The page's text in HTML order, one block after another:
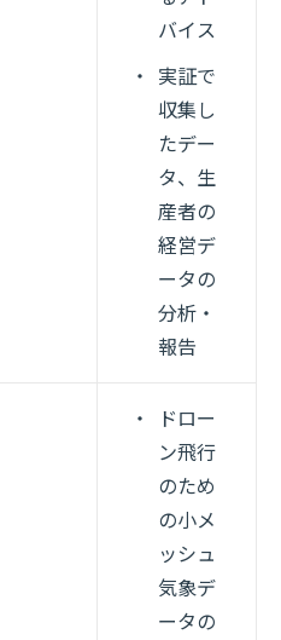
バイス
実証で
収集し
たデー
タ、生
産者の
経営デ
ータの
分析・
報告
ドロー
ン飛行
のため
の小メ
ッシュ
気象デ
ータの